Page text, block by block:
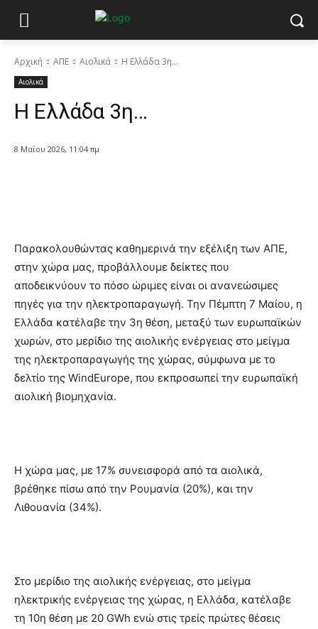
Αρχική ΑΠΕ Αιολικά Η Ελλάδα 3η…
Αιολικά
Η Ελλάδα 3η…
8 Μαΐου 2026, 11:04 πμ
Παρακολουθώντας καθημερινά την εξέλιξη των ΑΠΕ,
στην χώρα μας, προβάλλουμε δείκτες που
αποδεικνύουν το πόσο ώριμες είναι οι ανανεώσιμες
πηγές για την ηλεκτροπαραγωγή. Την Πέμπτη 7 Μαίου, η
Ελλάδα κατέλαβε την 3η θέση, μεταξύ των ευρωπαϊκών
χωρών, στο μερίδιο της αιολικής ενέργειας στο μείγμα
της ηλεκτροπαραγωγής της χώρας, σύμφωνα με το
δελτίο της WindEurope, που εκπροσωπεί την ευρωπαϊκή
αιολική βιομηχανία.
Η χώρα μας, με 17% συνεισφορά από τα αιολικά,
βρέθηκε πίσω από την Ρουμανία (20%), και την
Λιθουανία (34%).
Στο μερίδιο της αιολικής ενέργειας, στο μείγμα
ηλεκτρικής ενέργειας της χώρας, η Ελλάδα, κατέλαβε
τη 10η θέση με 20 GWh ενώ στις τρείς πρώτες θέσεις